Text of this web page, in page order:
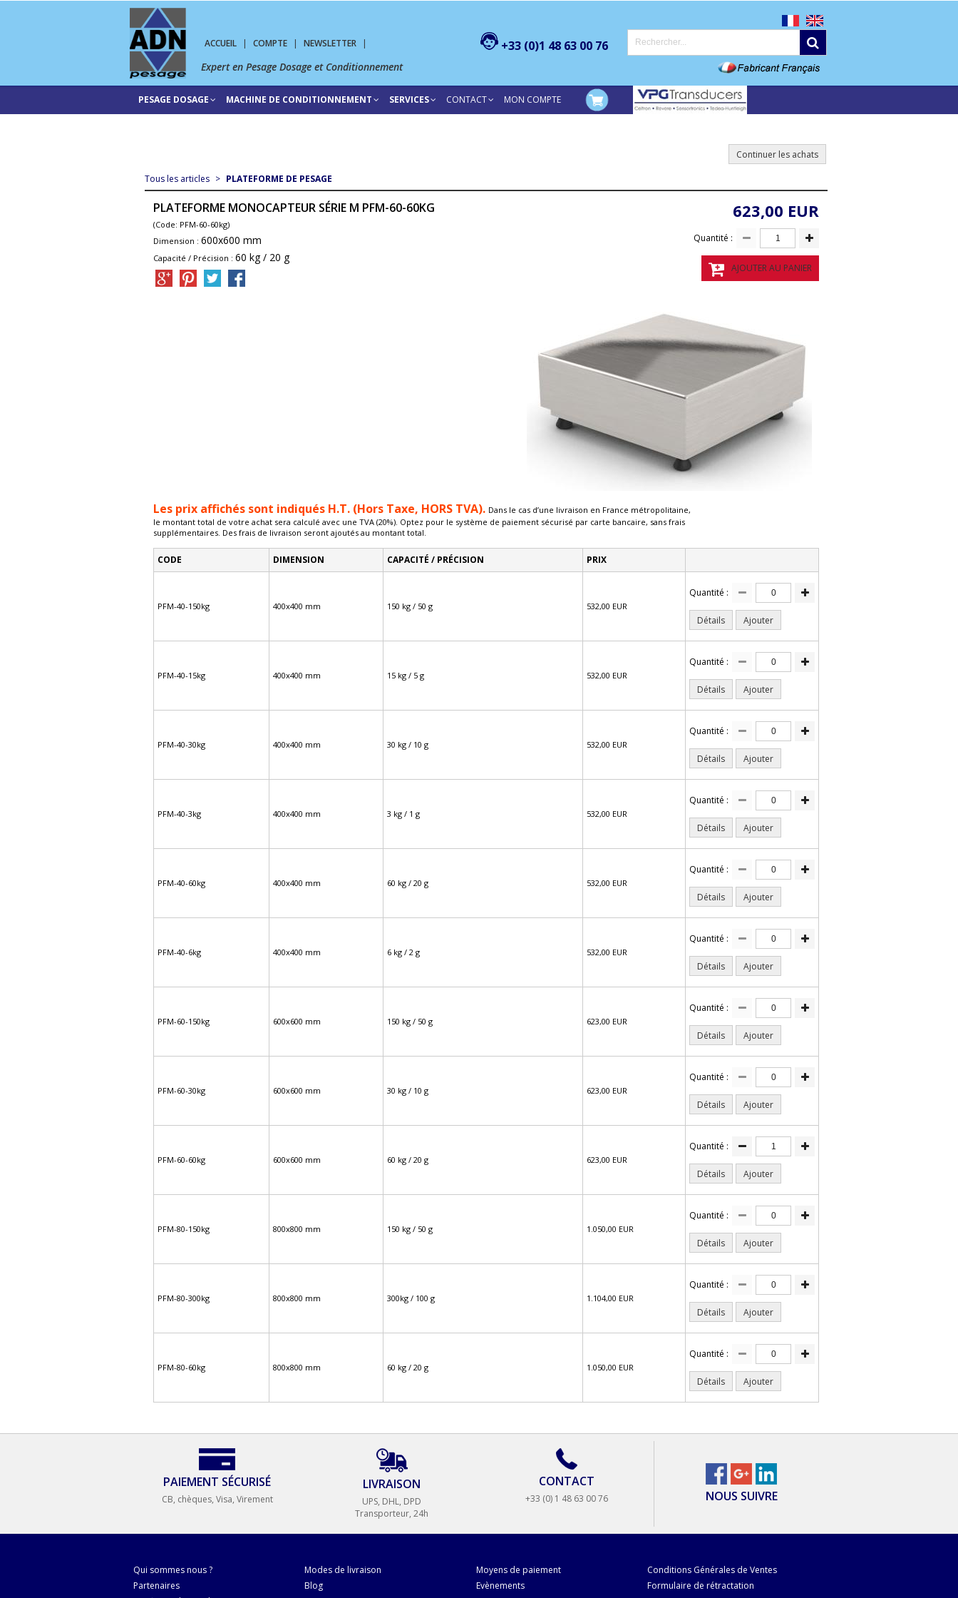
ACCUEIL | COMPTE | NEWSLETTER |
Expert en Pesage Dosage et Conditionnement
+33 (0)1 48 63 00 76
PESAGE DOSAGE MACHINE DE CONDITIONNEMENT SERVICES CONTACT MON COMPTE
Continuer les achats
Tous les articles > PLATEFORME DE PESAGE
PLATEFORME MONOCAPTEUR SÉRIE M PFM-60-60KG
(Code: PFM-60-60kg)
Dimension : 600x600 mm
Capacité / Précision : 60 kg / 20 g
623,00 EUR
Quantité :
AJOUTER AU PANIER
Les prix affichés sont indiqués H.T. (Hors Taxe, HORS TVA). Dans le cas d’une livraison en France métropolitaine,
le montant total de votre achat sera calculé avec une TVA (20%). Optez pour le système de paiement sécurisé par carte bancaire, sans frais
supplémentaires. Des frais de livraison seront ajoutés au montant total.
CODE DIMENSION CAPACITÉ / PRÉCISION PRIX
PFM-40-150kg 400x400 mm 150 kg / 50 g 532,00 EUR
Quantité :
Détails Ajouter
PFM-40-15kg 400x400 mm 15 kg / 5 g 532,00 EUR
Quantité :
Détails Ajouter
PFM-40-30kg 400x400 mm 30 kg / 10 g 532,00 EUR
Quantité :
Détails Ajouter
PFM-40-3kg 400x400 mm 3 kg / 1 g 532,00 EUR
Quantité :
Détails Ajouter
PFM-40-60kg 400x400 mm 60 kg / 20 g 532,00 EUR
Quantité :
Détails Ajouter
PFM-40-6kg 400x400 mm 6 kg / 2 g 532,00 EUR
Quantité :
Détails Ajouter
PFM-60-150kg 600x600 mm 150 kg / 50 g 623,00 EUR
Quantité :
Détails Ajouter
PFM-60-30kg 600x600 mm 30 kg / 10 g 623,00 EUR
Quantité :
Détails Ajouter
PFM-60-60kg 600x600 mm 60 kg / 20 g 623,00 EUR
Quantité :
Détails Ajouter
PFM-80-150kg 800x800 mm 150 kg / 50 g 1.050,00 EUR
Quantité :
Détails Ajouter
PFM-80-300kg 800x800 mm 300kg / 100 g 1.104,00 EUR
Quantité :
Détails Ajouter
PFM-80-60kg 800x800 mm 60 kg / 20 g 1.050,00 EUR
Quantité :
Détails Ajouter
PAIEMENT SÉCURISÉ
CB, chèques, Visa, Virement
LIVRAISON
UPS, DHL, DPD
Transporteur, 24h
CONTACT
+33 (0) 1 48 63 00 76 NOUS SUIVRE
Qui sommes nous ? Modes de livraison Moyens de paiement
Conditions Générales de Ventes
Partenaires
Blog Evènements
Formulaire de rétractation